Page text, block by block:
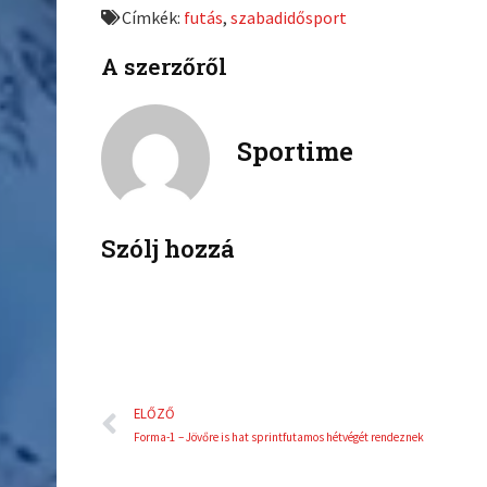
o
f
b
Címkék: futás,szabadidősport
A szerzőről
Sportime
Szólj hozzá
Előző
ELŐZŐ
Forma-1 – Jövőre is hat sprintfutamos hétvégét rendeznek